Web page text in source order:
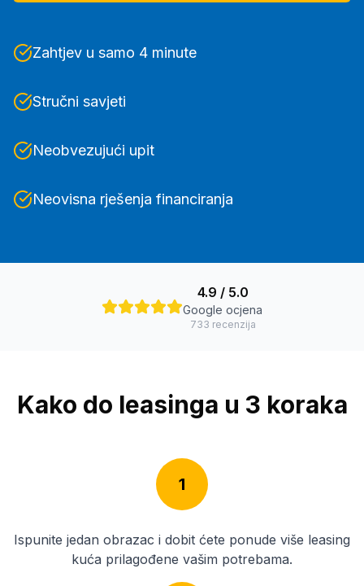
Zahtjev u samo 4 minute
Stručni savjeti
Neobvezujući upit
Neovisna rješenja financiranja
4.9 / 5.0
Google ocjena
733 recenzija
Kako do leasinga u 3 koraka
1
Ispunite jedan obrazac i dobit ćete ponude više leasing
kuća prilagođene vašim potrebama.